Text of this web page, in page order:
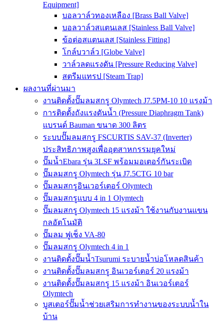
Equipment]
บอลวาล์วทองเหลือง [Brass Ball Valve]
บอลวาล์วสแตนเลส [Stainless Ball Valve]
ข้อต่อสแตนเลส [Stainless Fitting]
โกล์บวาล์ว [Globe Valve]
วาล์วลดแรงดัน [Pressure Reducing Valve]
สตรีมแทรป [Steam Trap]
ผลงานที่ผ่านมา
งานติดตั้งปั๊มลมสกรู Olymtech J7.5PM-10 10 แรงม้า
การติดตั้งถังแรงดันน้ำ (Pressure Diaphragm Tank)
แบรนด์ Bauman ขนาด 300 ลิตร
ระบบปั๊มลมสกรู FSCURTIS SAV-37 (Inverter)
ประสิทธิภาพสูงเพื่ออุตสาหกรรมยุคใหม่
ปั๊มน้ำEbara รุ่น 3LSF พร้อมมอเตอร์กันระเบิด
ปั๊มลมสกรู Olymtech รุ่น J7.5CTG 10 bar
ปั๊มลมสกรูอินเวอร์เตอร์ Olymtech
ปั๊มลมสกรูแบบ 4 in 1 Olymtech
ปั๊มลมสกรู Olymtech 15 แรงม้า ใช้งานกับงานแขน
กลอัตโนมัติ
ปั๊มลม ฟูเช็ง VA-80
ปั๊มลมสกรู Olymtech 4 in 1
งานติดตั้งปั๊มน้ำTsurumi ระบายน้ำบ่อโหลดสินค้า
งานติดตั้งปั๊มลมสกรู อินเวอร์เตอร์ 20 แรงม้า
งานติดตั้งปั๊มลมสกรู 15 แรงม้า อินเวอร์เตอร์
Olymtech
บูสเตอร์ปั๊มน้ำช่วยเสริมการทำงานของระบบน้ำใน
บ้าน